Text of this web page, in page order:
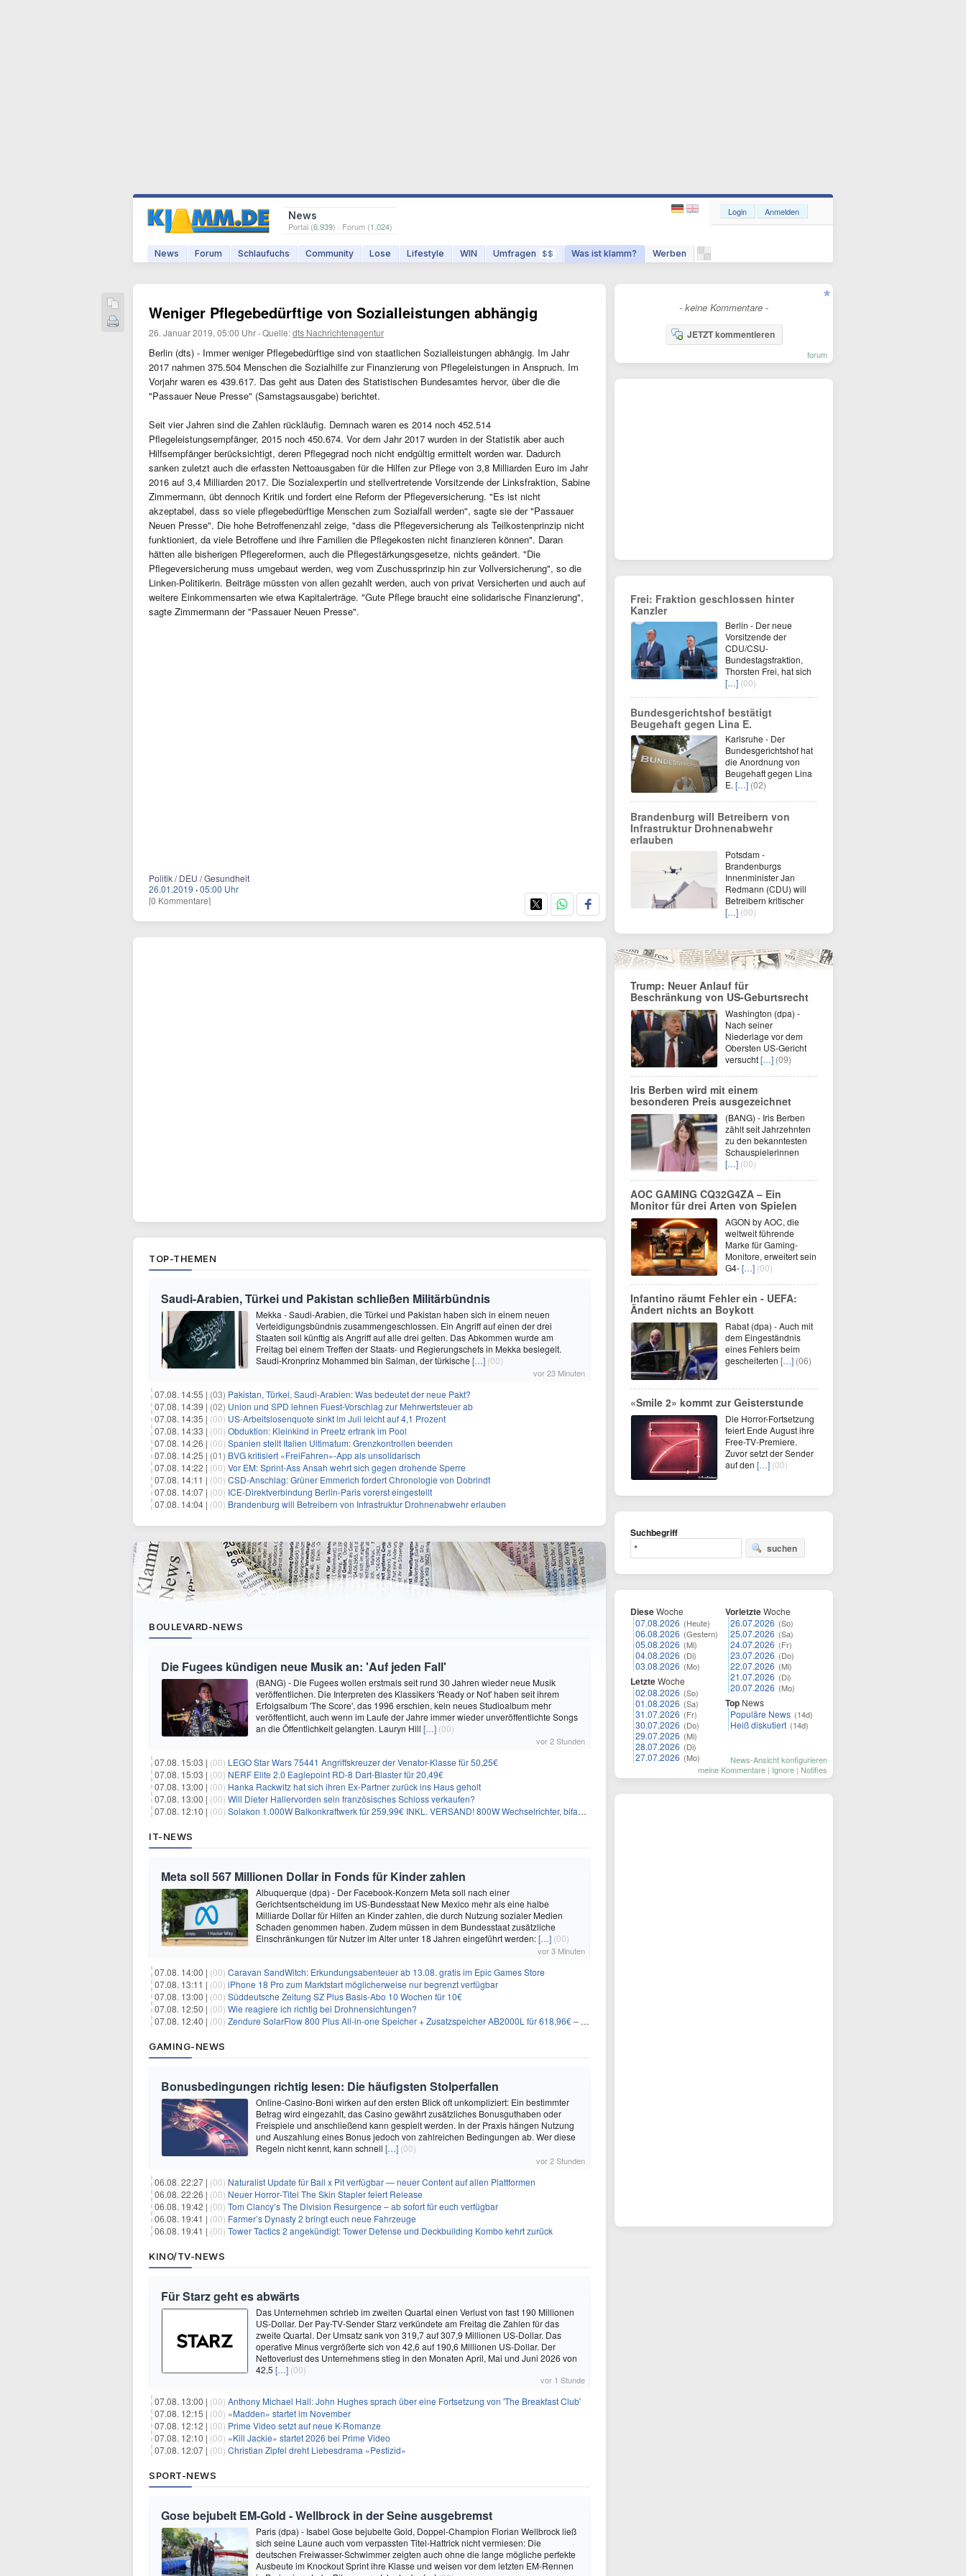
News
Portal (6.939) · Forum (1.024)
News Forum Schlaufuchs Community Lose Lifestyle WIN Umfragen $$ Was ist klamm? Werben
Login Anmelden
Weniger Pflegebedürftige von Sozialleistungen abhängig
26. Januar 2019, 05:00 Uhr ·Quelle:dts Nachrichtenagentur
Berlin (dts) - Immer weniger Pflegebedürftige sind von staatlichen Sozialleistungen abhängig. Im Jahr
2017 nahmen 375.504 Menschen die Sozialhilfe zur Finanzierung von Pflegeleistungen in Anspruch. Im
Vorjahr waren es 439.617. Das geht aus Daten des Statistischen Bundesamtes hervor, über die die
"Passauer Neue Presse" (Samstagsausgabe) berichtet.
Seit vier Jahren sind die Zahlen rückläufig. Demnach waren es 2014 noch 452.514
Pflegeleistungsempfänger, 2015 noch 450.674. Vor dem Jahr 2017 wurden in der Statistik aber auch
Hilfsempfänger berücksichtigt, deren Pflegegrad noch nicht endgültig ermittelt worden war. Dadurch
sanken zuletzt auch die erfassten Nettoausgaben für die Hilfen zur Pflege von 3,8 Milliarden Euro im Jahr
2016 auf 3,4 Milliarden 2017. Die Sozialexpertin und stellvertretende Vorsitzende der Linksfraktion, Sabine
Zimmermann, übt dennoch Kritik und fordert eine Reform der Pflegeversicherung. "Es ist nicht
akzeptabel, dass so viele pflegebedürftige Menschen zum Sozialfall werden", sagte sie der "Passauer
Neuen Presse". Die hohe Betroffenenzahl zeige, "dass die Pflegeversicherung als Teilkostenprinzip nicht
funktioniert, da viele Betroffene und ihre Familien die Pflegekosten nicht finanzieren können". Daran
hätten alle bisherigen Pflegereformen, auch die Pflegestärkungsgesetze, nichts geändert. "Die
Pflegeversicherung muss umgebaut werden, weg vom Zuschussprinzip hin zur Vollversicherung", so die
Linken-Politikerin. Beiträge müssten von allen gezahlt werden, auch von privat Versicherten und auch auf
weitere Einkommensarten wie etwa Kapitalerträge. "Gute Pflege braucht eine solidarische Finanzierung",
sagte Zimmermann der "Passauer Neuen Presse".
Politik / DEU / Gesundheit
26.01.2019 ·05:00 Uhr
[0 Kommentare]
TOP-THEMEN
Saudi-Arabien, Türkei und Pakistan schließen Militärbündnis
Mekka - Saudi-Arabien, die Türkei und Pakistan haben sich in einem neuen
Verteidigungsbündnis zusammengeschlossen. Ein Angriff auf einen der drei
Staaten soll künftig als Angriff auf alle drei gelten. Das Abkommen wurde am
Freitag bei einem Treffen der Staats- und Regierungschefs in Mekka besiegelt.
Saudi-Kronprinz Mohammed bin Salman, der türkische […] (00)
vor 23 Minuten
07.08. 14:55 | (03) Pakistan, Türkei, Saudi-Arabien: Was bedeutet der neue Pakt?
07.08. 14:39 | (02) Union und SPD lehnen Fuest-Vorschlag zur Mehrwertsteuer ab
07.08. 14:35 | (00) US-Arbeitslosenquote sinkt im Juli leicht auf 4,1 Prozent
07.08. 14:33 | (00) Obduktion: Kleinkind in Preetz ertrank im Pool
07.08. 14:26 | (00) Spanien stellt Italien Ultimatum: Grenzkontrollen beenden
07.08. 14:25 | (01) BVG kritisiert «FreiFahren»-App als unsolidarisch
07.08. 14:22 | (00) Vor EM: Sprint-Ass Ansah wehrt sich gegen drohende Sperre
07.08. 14:11 | (00) CSD-Anschlag: Grüner Emmerich fordert Chronologie von Dobrindt
07.08. 14:07 | (00) ICE-Direktverbindung Berlin-Paris vorerst eingestellt
07.08. 14:04 | (00) Brandenburg will Betreibern von Infrastruktur Drohnenabwehr erlauben
BOULEVARD-NEWS
Die Fugees kündigen neue Musik an: 'Auf jeden Fall'
(BANG) - Die Fugees wollen erstmals seit rund 30 Jahren wieder neue Musik
veröffentlichen. Die Interpreten des Klassikers 'Ready or Not' haben seit ihrem
Erfolgsalbum 'The Score', das 1996 erschien, kein neues Studioalbum mehr
veröffentlicht, auch wenn im Laufe der Jahre immer wieder unveröffentlichte Songs
an die Öffentlichkeit gelangten. Lauryn Hill […] (00)
vor 2 Stunden
07.08. 15:03 | (00) LEGO Star Wars 75441 Angriffskreuzer der Venator-Klasse für 50,25€
07.08. 15:03 | (00) NERF Elite 2.0 Eaglepoint RD-8 Dart-Blaster für 20,49€
07.08. 13:00 | (00) Hanka Rackwitz hat sich ihren Ex-Partner zurück ins Haus geholt
07.08. 13:00 | (00) Will Dieter Hallervorden sein französisches Schloss verkaufen?
07.08. 12:10 | (00) Solakon 1.000W Balkonkraftwerk für 259,99€ INKL. VERSAND! 800W Wechselrichter, bifazial
IT-NEWS
Meta soll 567 Millionen Dollar in Fonds für Kinder zahlen
Albuquerque (dpa) - Der Facebook-Konzern Meta soll nach einer
Gerichtsentscheidung im US-Bundesstaat New Mexico mehr als eine halbe
Milliarde Dollar für Hilfen an Kinder zahlen, die durch Nutzung sozialer Medien
Schaden genommen haben. Zudem müssen in dem Bundesstaat zusätzliche
Einschränkungen für Nutzer im Alter unter 18 Jahren eingeführt werden:[…] (00)
vor 3 Minuten
07.08. 14:00 | (00) Caravan SandWitch: Erkundungsabenteuer ab 13.08. gratis im Epic Games Store
07.08. 13:11 | (00) iPhone 18 Pro zum Marktstart möglicherweise nur begrenzt verfügbar
07.08. 13:00 | (00) Süddeutsche Zeitung SZ Plus Basis-Abo 10 Wochen für 10€
07.08. 12:50 | (00) Wie reagiere ich richtig bei Drohnensichtungen?
07.08. 12:40 | (00) Zendure SolarFlow 800 Plus All-in-one Speicher + Zusatzspeicher AB2000L für 618,96€ – 3,84kWh fürs Balkonkraftwerk
GAMING-NEWS
Bonusbedingungen richtig lesen: Die häufigsten Stolperfallen
Online-Casino-Boni wirken auf den ersten Blick oft unkompliziert: Ein bestimmter
Betrag wird eingezahlt, das Casino gewährt zusätzliches Bonusguthaben oder
Freispiele und anschließend kann gespielt werden. In der Praxis hängen Nutzung
und Auszahlung eines Bonus jedoch von zahlreichen Bedingungen ab. Wer diese
Regeln nicht kennt, kann schnell […] (00)
vor 2 Stunden
06.08. 22:27 | (00) Naturalist Update für Ball x Pit verfügbar — neuer Content auf allen Plattformen
06.08. 22:26 | (00) Neuer Horror‑Titel The Skin Stapler feiert Release
06.08. 19:42 | (00) Tom Clancy’s The Division Resurgence – ab sofort für euch verfügbar
06.08. 19:41 | (00) Farmer’s Dynasty 2 bringt euch neue Fahrzeuge
06.08. 19:41 | (00) Tower Tactics 2 angekündigt: Tower Defense und Deckbuilding Kombo kehrt zurück
KINO/TV-NEWS
Für Starz geht es abwärts
Das Unternehmen schrieb im zweiten Quartal einen Verlust von fast 190 Millionen
US-Dollar. Der Pay-TV-Sender Starz verkündete am Freitag die Zahlen für das
zweite Quartal. Der Umsatz sank von 319,7 auf 307,9 Millionen US-Dollar. Das
operative Minus vergrößerte sich von 42,6 auf 190,6 Millionen US-Dollar. Der
Nettoverlust des Unternehmens stieg in den Monaten April, Mai und Juni 2026 von
42,5 […] (00)
vor 1 Stunde
07.08. 13:00 | (00) Anthony Michael Hall: John Hughes sprach über eine Fortsetzung von 'The Breakfast Club'
07.08. 12:15 | (00) «Madden» startet im November
07.08. 12:12 | (00) Prime Video setzt auf neue K-Romanze
07.08. 12:10 | (00) «Kill Jackie» startet 2026 bei Prime Video
07.08. 12:07 | (00) Christian Zipfel dreht Liebesdrama «Pestizid»
SPORT-NEWS
Gose bejubelt EM-Gold - Wellbrock in der Seine ausgebremst
Paris (dpa) - Isabel Gose bejubelte Gold, Doppel-Champion Florian Wellbrock ließ
sich seine Laune auch vom verpassten Titel-Hattrick nicht vermiesen: Die
deutschen Freiwasser-Schwimmer zeigten auch ohne die lange mögliche perfekte
Ausbeute im Knockout Sprint ihre Klasse und weisen vor dem letzten EM-Rennen
- keine Kommentare -
JETZT kommentieren
forum
Frei: Fraktion geschlossen hinter
Kanzler
Berlin - Der neue
Vorsitzende der
CDU/CSU-
Bundestagsfraktion,
Thorsten Frei, hat sich
[…] (00)
Bundesgerichtshof bestätigt
Beugehaft gegen Lina E.
Karlsruhe - Der
Bundesgerichtshof hat
die Anordnung von
Beugehaft gegen Lina
E. […] (02)
Brandenburg will Betreibern von
Infrastruktur Drohnenabwehr
erlauben
Potsdam -
Brandenburgs
Innenminister Jan
Redmann (CDU) will
Betreibern kritischer
[…] (00)
Trump: Neuer Anlauf für
Beschränkung von US-Geburtsrecht
Washington (dpa) -
Nach seiner
Niederlage vor dem
Obersten US-Gericht
versucht[…] (09)
Iris Berben wird mit einem
besonderen Preis ausgezeichnet
(BANG) - Iris Berben
zählt seit Jahrzehnten
zu den bekanntesten
Schauspielerinnen
[…] (00)
AOC GAMING CQ32G4ZA – Ein
Monitor für drei Arten von Spielen
AGON by AOC, die
weltweit führende
Marke für Gaming-
Monitore, erweitert sein
G4-[…] (00)
Infantino räumt Fehler ein - UEFA:
Ändert nichts an Boykott
Rabat (dpa) - Auch mit
dem Eingeständnis
eines Fehlers beim
gescheiterten […] (06)
«Smile 2» kommt zur Geisterstunde
Die Horror-Fortsetzung
feiert Ende August ihre
Free-TV-Premiere.
Zuvor setzt der Sender
auf den […] (00)
Suchbegriff
suchen
DieseWoche
07.08.2026 (Heute)
06.08.2026 (Gestern)
05.08.2026 (Mi)
04.08.2026 (Di)
03.08.2026 (Mo)
LetzteWoche
02.08.2026 (So)
01.08.2026 (Sa)
31.07.2026 (Fr)
30.07.2026 (Do)
29.07.2026 (Mi)
28.07.2026 (Di)
27.07.2026 (Mo)
VorletzteWoche
26.07.2026 (So)
25.07.2026 (Sa)
24.07.2026 (Fr)
23.07.2026 (Do)
22.07.2026 (Mi)
21.07.2026 (Di)
20.07.2026 (Mo)
Top News
Populäre News (14d)
Heiß diskutiert (14d)
News-Ansicht konfigurieren
meine Kommentare | Ignore | Notifies